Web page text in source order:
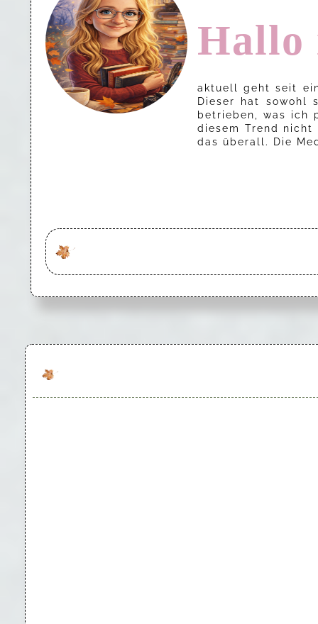
Hallo
aktuell geht seit
Dieser hat sowohl
betrieben, was ich
diesem Trend
das überall. Die